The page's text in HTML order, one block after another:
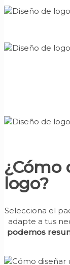
¿Cómo
logo?
Selecciona el
adapte a tus
podemos